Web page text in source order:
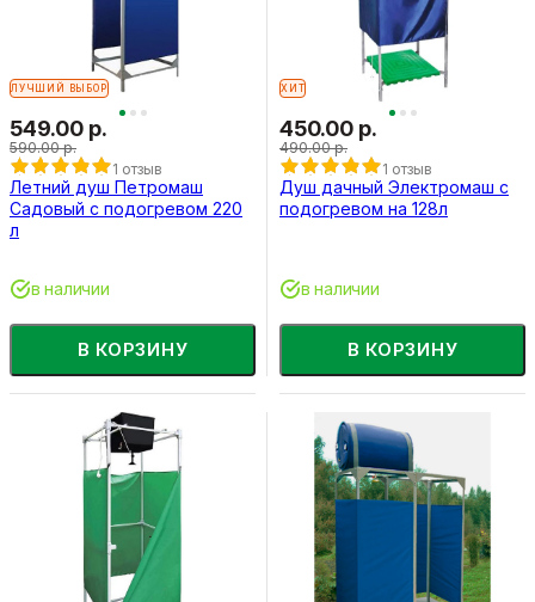
ЛУЧШИЙ ВЫБОР
549.00 р.
590.00 р.
1 отзыв
Летний душ Петромаш
Садовый с подогревом 220
л
В КОРЗИНУ
в наличии
ХИТ
450.00 р.
490.00 р.
1 отзыв
Душ дачный Электромаш с
подогревом на 128л
В КОРЗИНУ
в наличии